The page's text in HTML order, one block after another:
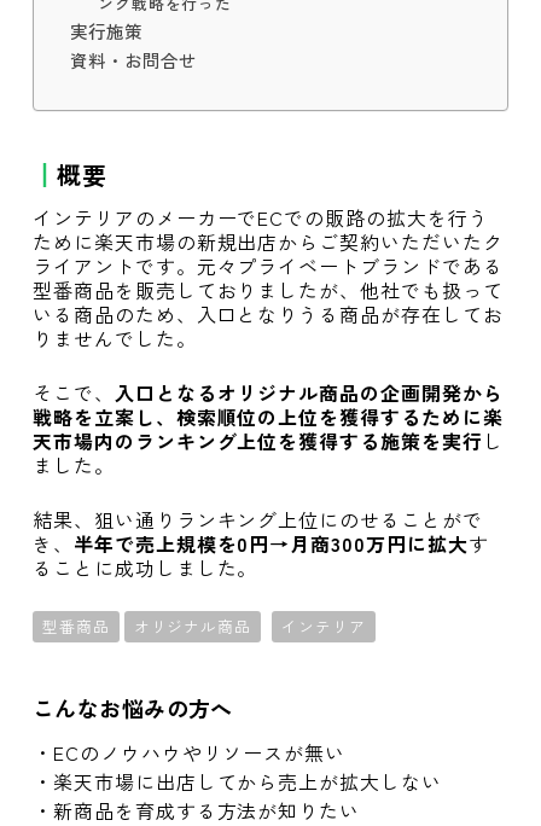
実行施策
資料・お問合せ
概要
インテリアのメーカーでECでの販路の拡大を行う
ために楽天市場の新規出店からご契約いただいたク
ライアントです。元々プライベートブランドである
型番商品を販売しておりましたが、他社でも扱って
いる商品のため、入口となりうる商品が存在してお
りませんでした。
そこで、 入口となるオリジナル商品の企画開発から
戦略を立案し、検索順位の上位を獲得するために楽
天市場内のランキング上位を獲得する施策を実行 し
ました。
結果、狙い通りランキング上位にのせることがで
き、 半年で売上規模を0円→月商300万円に拡大す
ることに成功しました。
型番商品 オリジナル商品 インテリア
こんなお悩みの方へ
・ECのノウハウやリソースが無い
・楽天市場に出店してから売上が拡大しない
・新商品を育成する方法が知りたい